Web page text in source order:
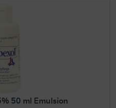
50 ml Emulsion